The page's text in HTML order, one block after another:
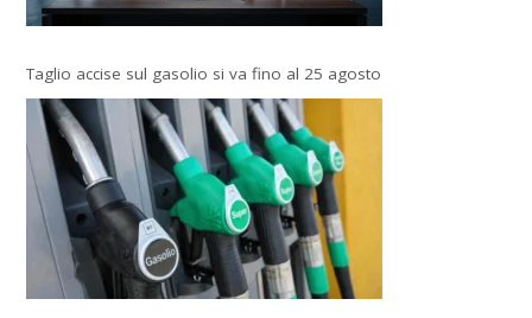
Taglio accise sul gasolio si va fino al 25 agosto